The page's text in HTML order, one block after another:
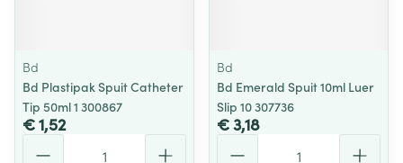
Bd
Bd Plastipak Spuit Catheter
Tip 50ml 1 300867
€ 1,52
Bd
Bd Emerald Spuit 10ml Luer
Slip 10 307736
€ 3,18